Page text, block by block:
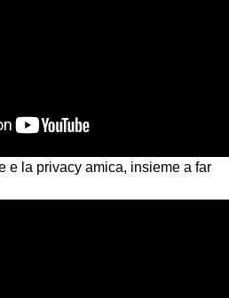
e la privacy amica, insieme a far